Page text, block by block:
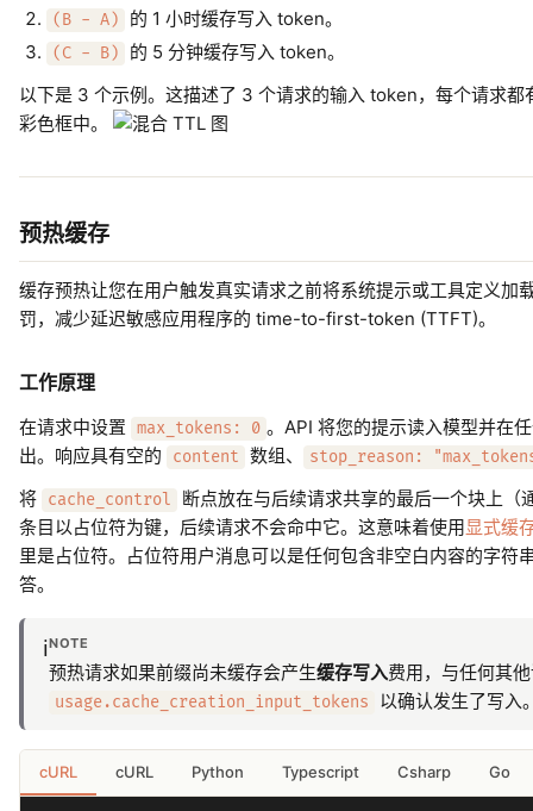
(B - A) 的 1 小时缓存写入 token。
(C - B)
的 5 分钟缓存写入 token。
以下是 3 个示例。这描述了 3 个请求的输入 token，每个请求
彩色框中。
预热缓存
缓存预热让您在用户触发真实请求之前将系统提示或工具定义
罚，减少延迟敏感应用程序的 time-to-first-token (TTFT)。
工作原理
在请求中设置 max_tokens: 0 。API 将您的提示读入模型并在
出。响应具有空的
content 数组、 stop_reason:
将 cache_control
断点放在与后续请求共享的最后一个块上
条目以占位符为键，后续请求不会命中它。这意味着使用显式缓
里是占位符。占位符用户消息可以是任何包含非空白内容的字符
答。
ℹ️NOTE
预热请求如果前缀尚未缓存会产生缓存写入费用，与任何其
usage.cache_creation_input_tokens 以确认发生了写入
cURL cURL Python Typescript Csharp Go